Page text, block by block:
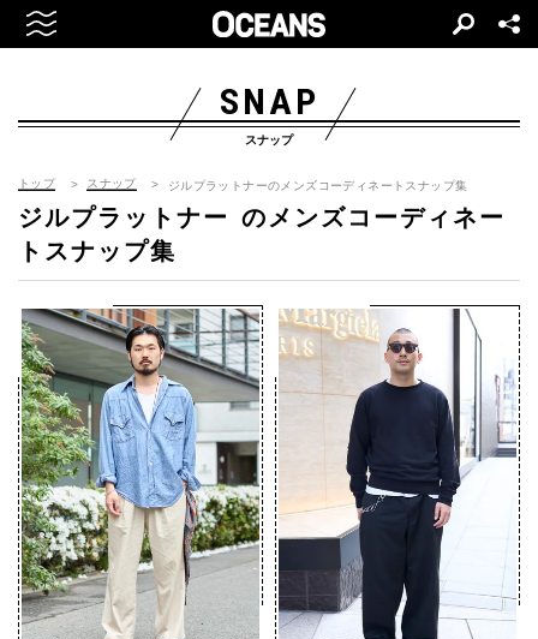
SNAP
スナップ
トップ スナップ ジルプラットナーのメンズコーディネートスナップ集
ジルプラットナー のメンズコーディネー
トスナップ集